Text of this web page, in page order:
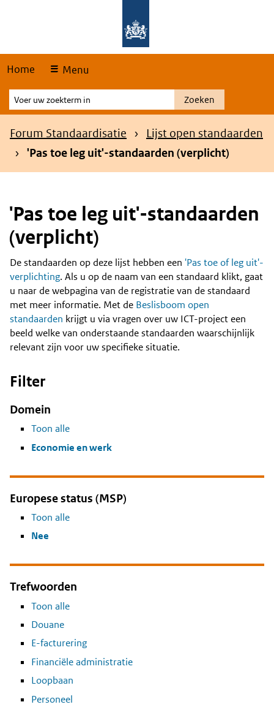
Home Menu
Voer
uw
zoekterm
Zoeken
Kruimelpad
Forum Standaardisatie
Lijst open standaarden
'Pas toe leg uit'-standaarden (verplicht)
'Pas toe leg uit'-standaarden
(verplicht)
Content
De standaarden op deze lijst hebben een 'Pas toe of leg uit'-
verplichting. Als u op de naam van een standaard klikt, gaat
u naar de webpagina van de registratie van de standaard
met meer informatie. Met de Beslisboom open
standaarden krijgt u via vragen over uw ICT-project een
beeld welke van onderstaande standaarden waarschijnlijk
relevant zijn voor uw specifieke situatie.
Filter
Domein
Toon alle
Economie en werk
Europese status (MSP)
Toon alle
Nee
Trefwoorden
Toon alle
Douane
E-facturering
Financiële administratie
Loopbaan
Personeel